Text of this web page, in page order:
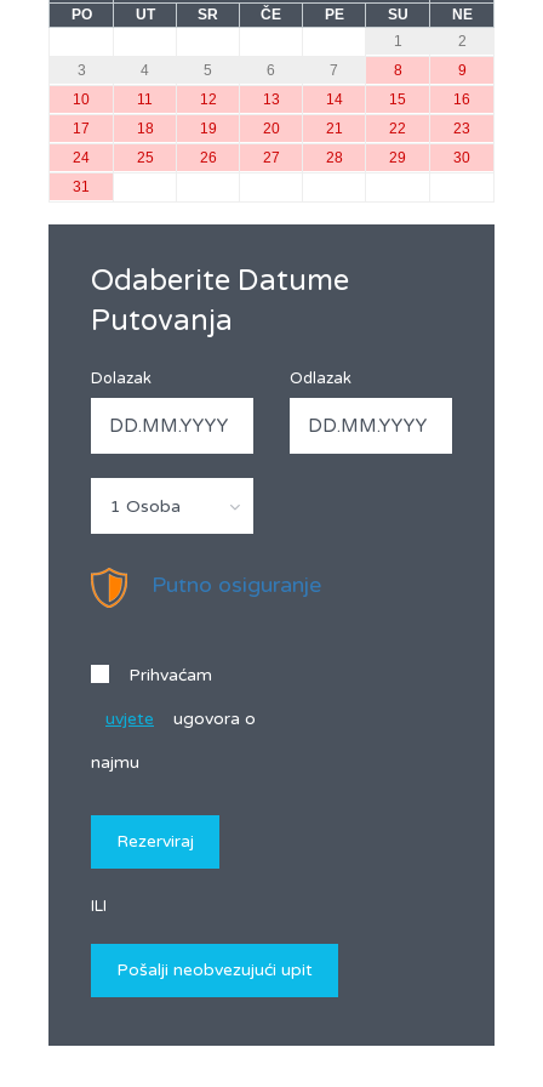
PO UT SR ČE PE SU
NE
1
2
3
4 5 6 7 8
9
10
11 12 13 14 15
16
17
18 19 20 21 22
23
24
25 26 27 28 29
30
31
Odaberite Datume
Putovanja
Dolazak Odlazak
1 Osoba
Putno osiguranje
Prihvaćam
uvjete ugovora o
najmu
ILI